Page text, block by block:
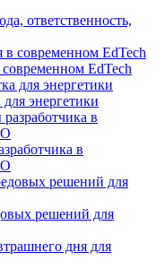
ответственность,
EdTech
энергетики
в
решений для